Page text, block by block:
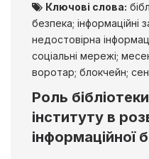
Ключові слова:
безпека; інформаційні
недостовірна
соціальні мережі;
воротар; блокчейн;
Роль
інституту в
інформаційної